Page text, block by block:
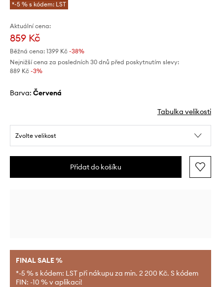
*-5 % s kódem: LST
Aktuální cena:
859 Kč
Běžná cena: 1399 Kč -38%
Nejnižší cena za posledních 30 dnů před poskytnutím slevy:
889 Kč -3%
Barva: červená
Tabulka velikosti
Zvolte velikost
Přidat do košíku
FINAL SALE %
*-5 % s kódem: LST při nákupu za min. 2 200 Kč. S kódem
FIN: -10 % v aplikaci!